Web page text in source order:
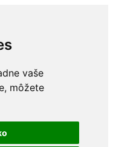
vaše
môžete